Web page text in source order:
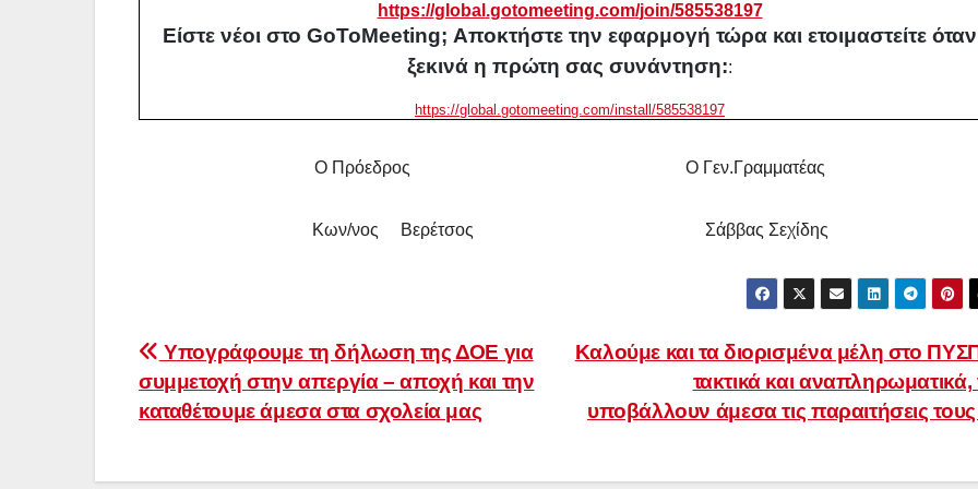
https://global .gotomeeting.com/join/585538197
Είστε νέοι στο GoToMeeting; Αποκτήστε την εφαρμογή τώρα και ετοιμαστείτε όταν
ξεκινά η πρώτη σας συνάντηση::
https://global.gotomeeting.com/install/585538197
Ο Πρόεδρος Ο Γεν.Γραμματέας
Kων/νος Βερέτσος Σάββας Σεχίδης
Πλοήγηση
άρθρων
Καλούμε και τα διορισμένα μέλη στο
τακτικά και αναπληρωματικά,
υποβάλλουν άμεσα τις παραιτήσεις τους
Υπογράφουμε τη δήλωση της ΔΟΕ για
συμμετοχή στην απεργία – αποχή και την
καταθέτουμε άμεσα στα σχολεία μας